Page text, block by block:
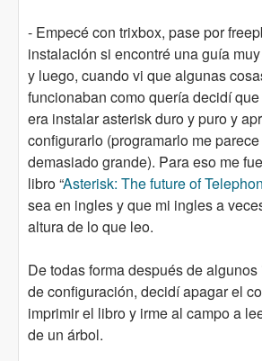
- Empecé con trixbox, pase por
instalación si encontré una guía
y luego, cuando vi que algunas
funcionaban como quería decidí
era instalar asterisk duro y puro y
configurarlo (programarlo me
demasiado grande). Para eso me
libro “Asterisk: The future of
sea en ingles y que mi ingles a
altura de lo que leo.
De todas forma después de
de configuración, decidí apagar el
imprimir el libro y irme al campo a
de un árbol.